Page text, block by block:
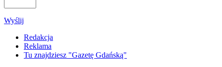
Wyślij
Redakcja
Reklama
Tu znajdziesz "Gazetę Gdańską"